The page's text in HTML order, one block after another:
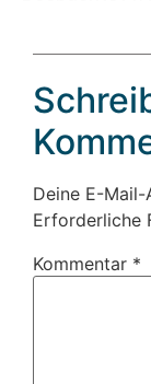
Deine E-
Erforderliche
Kommentar *